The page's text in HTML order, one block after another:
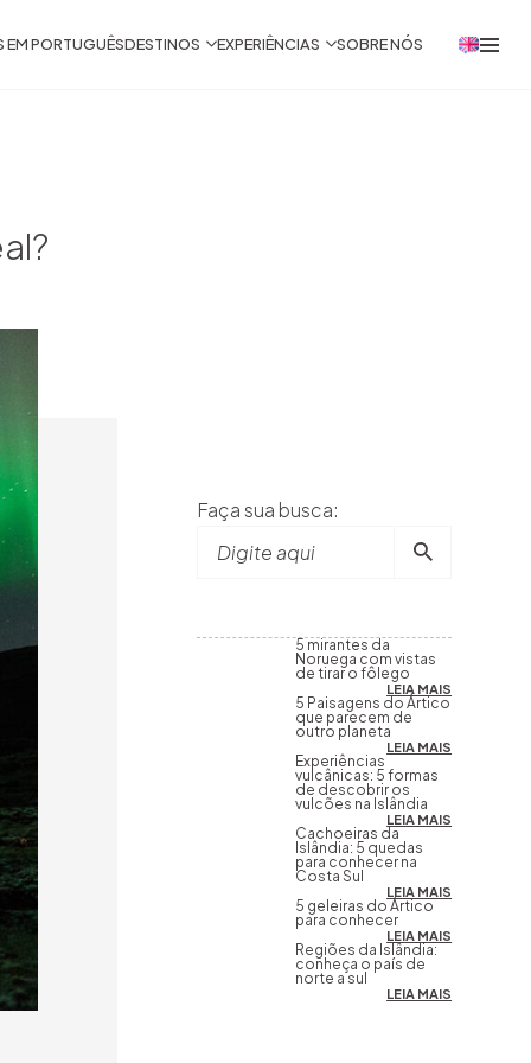
EM PORTUGUÊSDESTINOS EXPERIÊNCIAS SOBRE NÓS
Faça sua busca:
5 mirantes da
Noruega com vistas
de tirar o fôlego
LEIA MAIS
5 Paisagens do Ártico
que parecem de
outro planeta
LEIA MAIS
Experiências
vulcânicas: 5 formas
de descobrir os
vulcões na Islândia
LEIA MAIS
Cachoeiras da
Islândia: 5 quedas
para conhecer na
Costa Sul
LEIA MAIS
5 geleiras do Ártico
para conhecer
LEIA MAIS
Regiões da Islândia:
conheça o país de
norte a sul
LEIA MAIS